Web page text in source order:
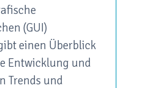
(GUI)
einen Überblick
Entwicklung und
Trends und